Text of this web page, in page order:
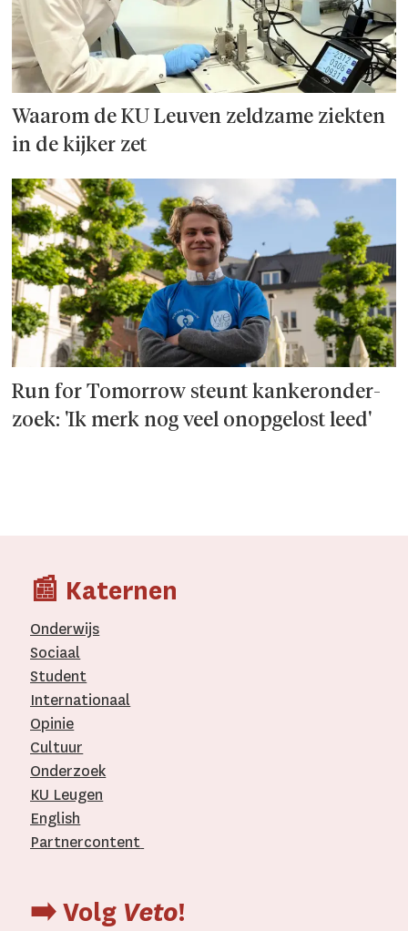
Waarom de KU Leuven zeldzame ziekten
in de kijker zet
Run for Tomorrow steunt kanker­onder­
zoek: 'Ik merk nog veel onopgelost leed'
📰 Katernen
Onderwijs
Sociaal
Student
Internationaal­
Opinie
Cultuur
Onderzoek
KU Leugen
English
Partnercontent
➡️ Volg Veto!